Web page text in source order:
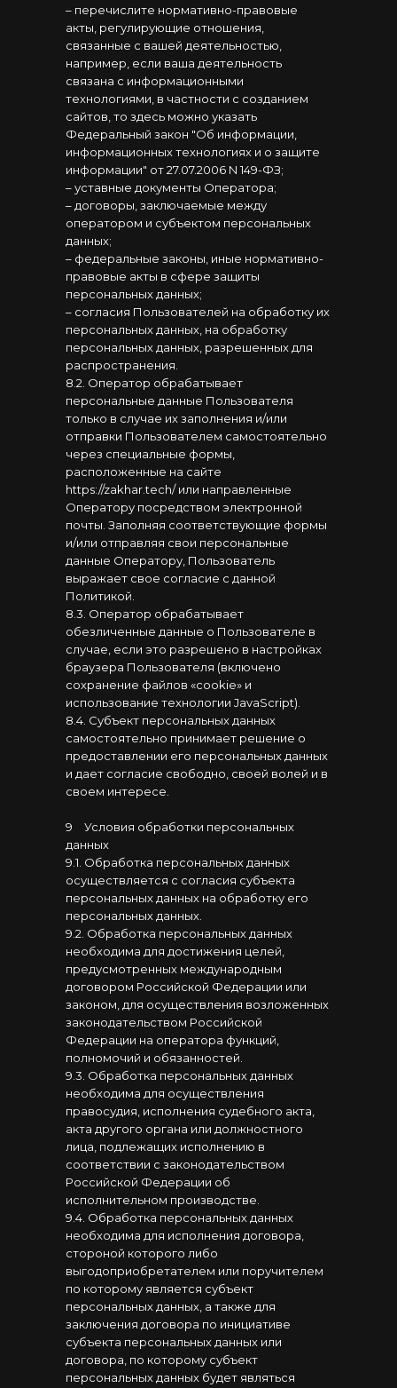
– перечислите нормативно-правовые
акты, регулирующие отношения,
связанные с вашей деятельностью,
например, если ваша деятельность
связана с информационными
технологиями, в частности с созданием
сайтов, то здесь можно указать
Федеральный закон "Об информации,
информационных технологиях и о защите
информации" от 27.07.2006 N 149-ФЗ;
– уставные документы Оператора;
– договоры, заключаемые между
оператором и субъектом персональных
данных;
– федеральные законы, иные нормативно-
правовые акты в сфере защиты
персональных данных;
– согласия Пользователей на обработку их
персональных данных, на обработку
персональных данных, разрешенных для
распространения.
8.2. Оператор обрабатывает
персональные данные Пользователя
только в случае их заполнения и/или
отправки Пользователем самостоятельно
через специальные формы,
расположенные на сайте
https://zakhar.tech/ или направленные
Оператору посредством электронной
почты. Заполняя соответствующие формы
и/или отправляя свои персональные
данные Оператору, Пользователь
выражает свое согласие с данной
Политикой.
8.3. Оператор обрабатывает
обезличенные данные о Пользователе в
случае, если это разрешено в настройках
браузера Пользователя (включено
сохранение файлов «cookie» и
использование технологии JavaScript).
8.4. Субъект персональных данных
самостоятельно принимает решение о
предоставлении его персональных данных
и дает согласие свободно, своей волей и в
своем интересе.
9
Условия обработки персональных
данных
9.1. Обработка персональных данных
осуществляется с согласия субъекта
персональных данных на обработку его
персональных данных.
9.2. Обработка персональных данных
необходима для достижения целей,
предусмотренных международным
договором Российской Федерации или
законом, для осуществления возложенных
законодательством Российской
Федерации на оператора функций,
полномочий и обязанностей.
9.3. Обработка персональных данных
необходима для осуществления
правосудия, исполнения судебного акта,
акта другого органа или должностного
лица, подлежащих исполнению в
соответствии с законодательством
Российской Федерации об
исполнительном производстве.
9.4. Обработка персональных данных
необходима для исполнения договора,
стороной которого либо
выгодоприобретателем или поручителем
по которому является субъект
персональных данных, а также для
заключения договора по инициативе
субъекта персональных данных или
договора, по которому субъект
персональных данных будет являться